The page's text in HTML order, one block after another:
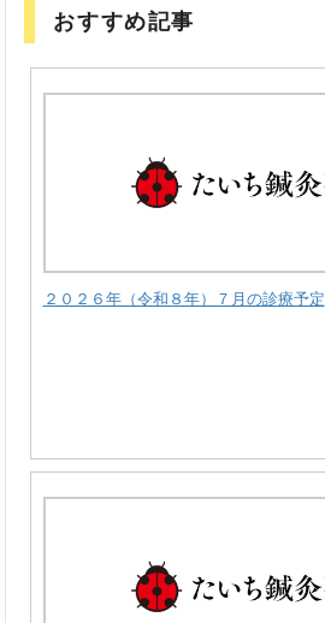
おすすめ記事
２０２６年（令和８年）７月の診療予定